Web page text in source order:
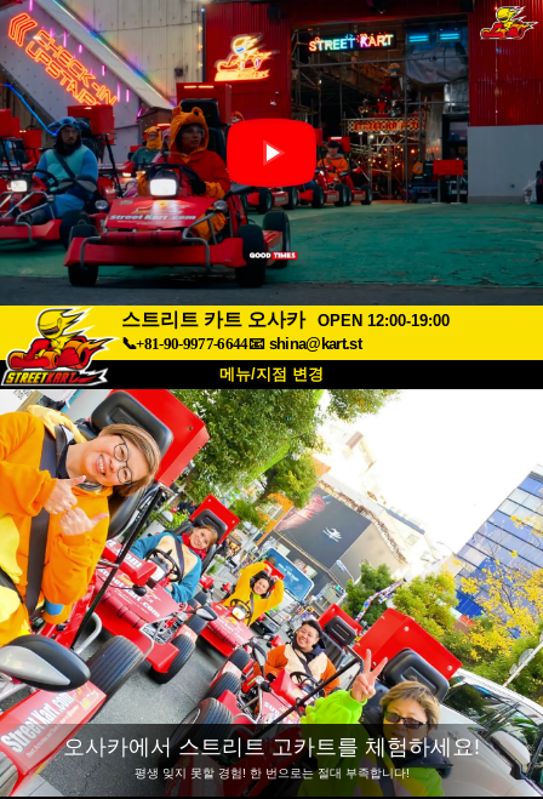
스트리트 카트 오사카
OPEN 12:00-19:00
📞+81-90-9977-6644📧 shina@kart.st
메뉴/지점 변경
최상단
소개 사양
접근성 고객 리뷰 자주 묻는 질문
회사 정보 예약
지점 변경
도쿄 시나가와 #1 도쿄 아키하바라#1
도쿄 아키하바라#2 도쿄 시부야
도쿄 시부야 애넥스 도쿄 베이
도쿄 아사쿠사 오사카
오키나와
오사카에서 스트리트 고카트를 체험하세요!
평생 잊지 못할 경험! 한 번으로는 절대 부족합니다!